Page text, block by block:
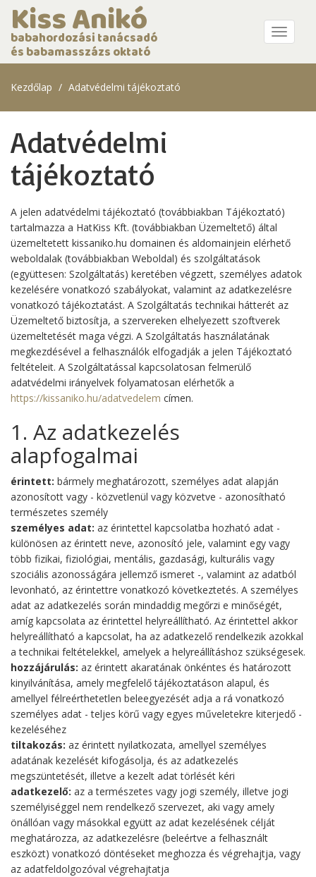
Menü
Kiss Anikó
babahordozási tanácsadó
és babamasszázs oktató
Kezdőlap Adatvédelmi tájékoztató
Adatvédelmi
tájékoztató
A jelen adatvédelmi tájékoztató (továbbiakban Tájékoztató)
tartalmazza a HatKiss Kft. (továbbiakban Üzemeltető) által
üzemeltetett kissaniko.hu domainen és aldomainjein elérhető
weboldalak (továbbiakban Weboldal) és szolgáltatások
(együttesen: Szolgáltatás) keretében végzett, személyes adatok
kezelésére vonatkozó szabályokat, valamint az adatkezelésre
vonatkozó tájékoztatást. A Szolgáltatás technikai hátterét az
Üzemeltető biztosítja, a szervereken elhelyezett szoftverek
üzemeltetését maga végzi. A Szolgáltatás használatának
megkezdésével a felhasználók elfogadják a jelen Tájékoztató
feltételeit. A Szolgáltatással kapcsolatosan felmerülő
adatvédelmi irányelvek folyamatosan elérhetők a
https://kissaniko.hu/adatvedelem címen.
1. Az adatkezelés
alapfogalmai
érintett: bármely meghatározott, személyes adat alapján
azonosított vagy - közvetlenül vagy közvetve - azonosítható
természetes személy
személyes adat: az érintettel kapcsolatba hozható adat -
különösen az érintett neve, azonosító jele, valamint egy vagy
több fizikai, fiziológiai, mentális, gazdasági, kulturális vagy
szociális azonosságára jellemző ismeret -, valamint az adatból
levonható, az érintettre vonatkozó következtetés. A személyes
adat az adatkezelés során mindaddig megőrzi e minőségét,
amíg kapcsolata az érintettel helyreállítható. Az érintettel akkor
helyreállítható a kapcsolat, ha az adatkezelő rendelkezik azokkal
a technikai feltételekkel, amelyek a helyreállításhoz szükségesek.
hozzájárulás: az érintett akaratának önkéntes és határozott
kinyilvánítása, amely megfelelő tájékoztatáson alapul, és
amellyel félreérthetetlen beleegyezését adja a rá vonatkozó
személyes adat - teljes körű vagy egyes műveletekre kiterjedő -
kezeléséhez
tiltakozás: az érintett nyilatkozata, amellyel személyes
adatának kezelését kifogásolja, és az adatkezelés
megszüntetését, illetve a kezelt adat törlését kéri
adatkezelő: az a természetes vagy jogi személy, illetve jogi
személyiséggel nem rendelkező szervezet, aki vagy amely
önállóan vagy másokkal együtt az adat kezelésének célját
meghatározza, az adatkezelésre (beleértve a felhasznált
eszközt) vonatkozó döntéseket meghozza és végrehajtja, vagy
az adatfeldolgozóval végrehajtatja